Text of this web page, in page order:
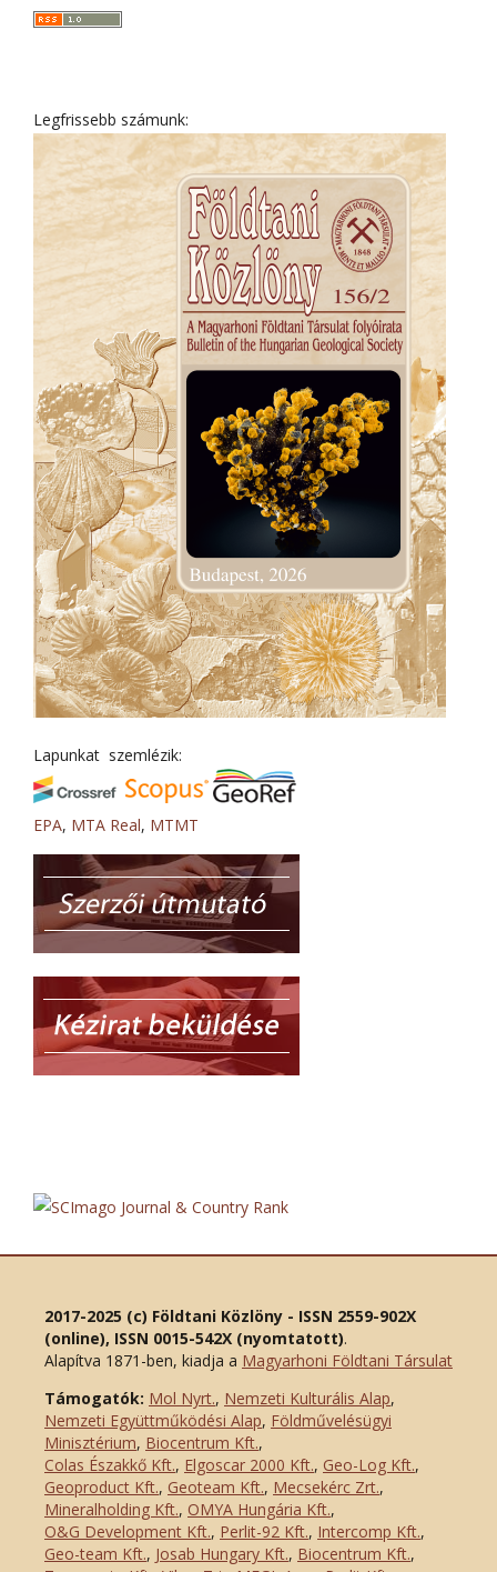
Legfrissebb számunk:
Lapunkat szemlézik:
EPA, MTA Real, MTMT
2017-2025 (c) Földtani Közlöny - ISSN 2559-902X
(online), ISSN 0015-542X (nyomtatott).
Alapítva 1871-ben, kiadja a Magyarhoni Földtani Társulat
Támogatók: Mol Nyrt., Nemzeti Kulturális Alap,
Nemzeti Együttműködési Alap, Földművelésügyi
Minisztérium, Biocentrum Kft.,
Colas Északkő Kft., Elgoscar 2000 Kft., Geo-Log Kft.,
Geoproduct Kft., Geoteam Kft., Mecsekérc Zrt.,
Mineralholding Kft., OMYA Hungária Kft.,
O&G Development Kft., Perlit-92 Kft., Intercomp Kft.,
Geo-team Kft., Josab Hungary Kft., Biocentrum Kft.,